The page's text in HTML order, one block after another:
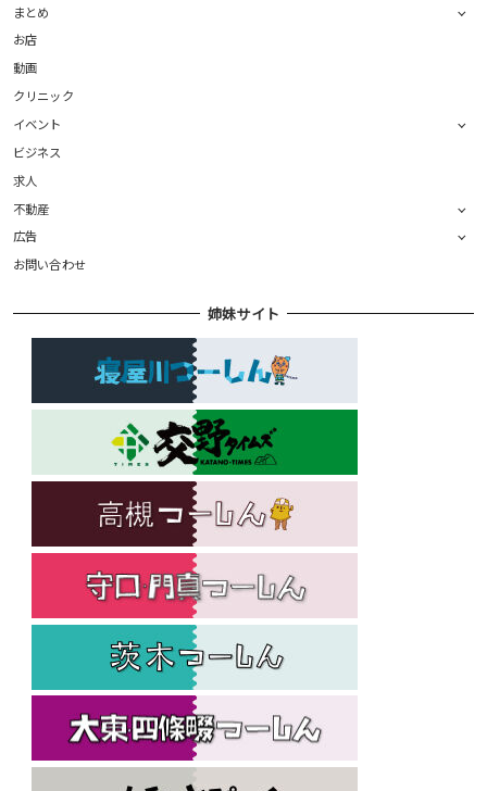
まとめ
お店
動画
クリニック
イベント
ビジネス
求人
不動産
広告
お問い合わせ
姉妹サイト